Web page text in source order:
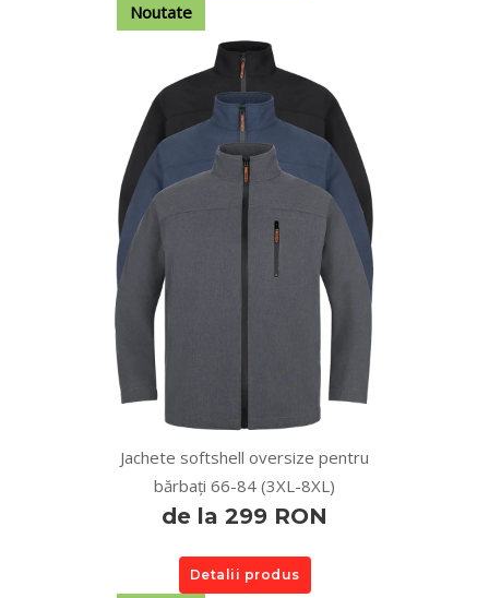
Noutate
Jachete softshell oversize pentru
bărbați 66-84 (3XL-8XL)
de la 299 RON
Detalii produs